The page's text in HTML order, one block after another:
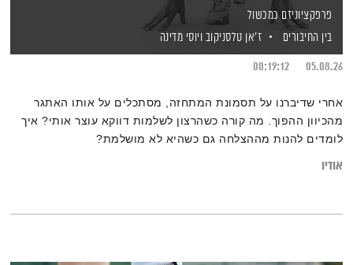
פרפקציוניזם כמכשול
בין החיבורים
ז'אן טלסניקוב ויוסי מדינה
05.08.26
00:19:12
אחרי שדיברנו על תסמונת המתחזה, מסתכלים על אותו האתגר
מהכיוון ההפוך. מה קורה כשהרצון לשלמות דווקא עוצר אותי? איך
לומדים להנות מההצלחה גם כשהיא לא מושלמת?
אודיו